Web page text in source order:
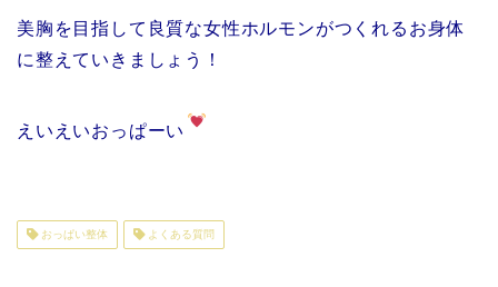
美胸を目指して良質な女性ホルモンがつくれるお身体
に整えていきましょう！
えいえいおっぱーい
おっぱい整体 よくある質問